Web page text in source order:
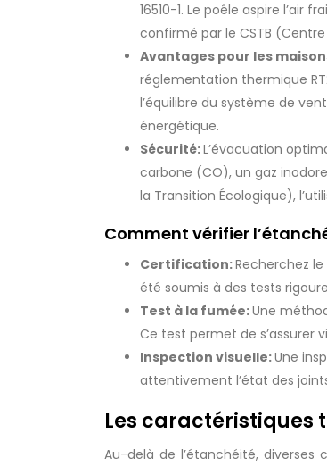
16510-1. Le poêle aspire
confirmé par le CSTB
Avantages pour les
réglementation thermique
l’équilibre du système de
énergétique.
Sécurité:L’évacuation
carbone (CO), un gaz
la Transition Écologique),
Comment vérifier
Certification:Recherchez
été soumis à des tests
Test à la fumée:Une
Ce test permet de s’assurer
Inspection visuelle:Une
attentivement l’état des
Les caractéristiques
Au-delà de l’étanchéité,